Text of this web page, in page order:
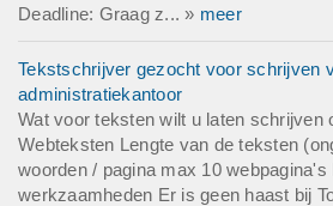
Deadline: Graag z... » meer
Tekstschrijver gezocht voor schrijven
administratiekantoor
Wat voor teksten wilt u laten schrijven
Webteksten Lengte van de teksten
woorden / pagina max 10 webpagina's
werkzaamheden Er is geen haast bij